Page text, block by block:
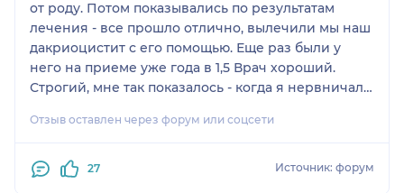
от роду. Потом показывались по результатам
лечения - все прошло отлично, вылечили мы наш
дакриоцистит с его помощью. Еще раз были у
него на приеме уже года в 1,5 Врач хороший.
Строгий, мне так показалось - когда я нервничала
себя вел, но я не в претензии. При показе ему
он начал кукарекать и т.п., чтобы ребенок
Отзыв оставлен через форум или соцсети
27 Источник: форум